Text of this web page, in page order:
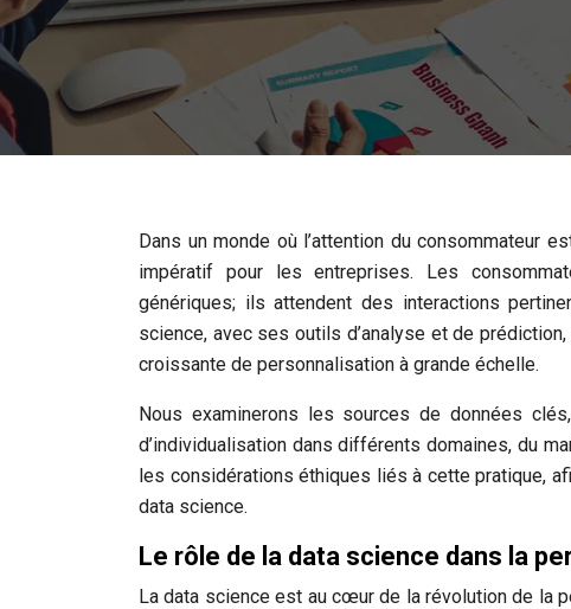
Dans un monde où l’attention du consommateur
impératif pour les entreprises. Les
génériques; ils attendent des interactions
science, avec ses outils d’analyse et de
croissante de personnalisation à grande échelle.
Nous examinerons les sources de données
d’individualisation dans différents domaines, du
les considérations éthiques liés à cette pratique,
data science.
Le rôle de la data science dans la
La data science est au cœur de la révolution de la